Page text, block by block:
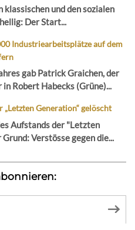
klassischen und den sozialen
Der Start...
Industriearbeitsplätze auf dem
gab Patrick Graichen, der
Robert Habecks (Grüne)...
Generation“ gelöscht
Aufstands der "Letzten
Verstösse gegen die...